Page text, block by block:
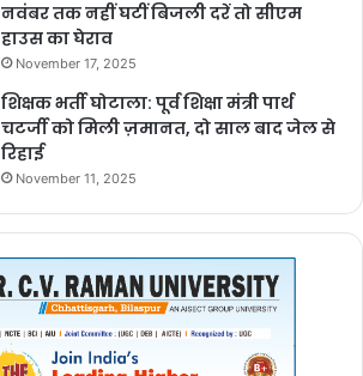
नवंबर तक नहीं घटीं बिजली दरें तो सीएम
हाउस का घेराव
November 17, 2025
शिक्षक भर्ती घोटाला: पूर्व शिक्षा मंत्री पार्थ
चटर्जी को मिली ज़मानत, दो साल बाद जेल से
रिहाई
November 11, 2025